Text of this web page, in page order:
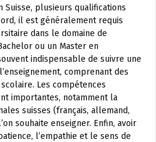
Suisse, plusieurs qualifications
il est généralement requis
dans le domaine de
ou un Master en
indispensable de suivre une
comprenant des
Les compétences
importantes, notamment la
suisses (français, allemand,
souhaite enseigner. Enfin, avoir
l’empathie et le sens de